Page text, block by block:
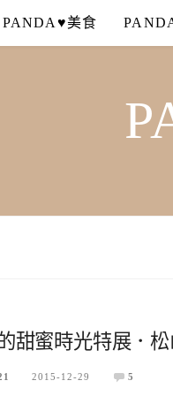
PANDA♥美食
甜蜜時光特展．
2015-12-29 5